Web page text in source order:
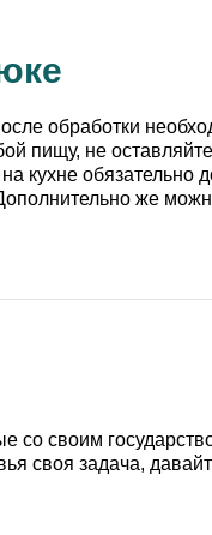
обработки
пищу, не
кухне обязательно
же
со своим
своя задача,